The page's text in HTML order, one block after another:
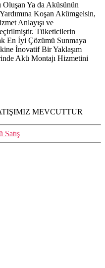
Oluşan Ya da Aküsünün
Koşan Akümgelsin,
Anlayışı ve
Tüketicilerin
En İyi Çözümü Sunmaya
İnovatif Bir Yaklaşım
Akü Montajı Hizmetini
MEVCUTTUR
Satış